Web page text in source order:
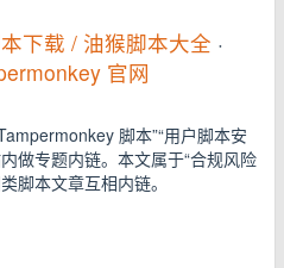
下载 / 油猴脚本大全 ·
官网
脚本”“用户脚本安
做专题内链。本文属于“合规风险
脚本文章互相内链。